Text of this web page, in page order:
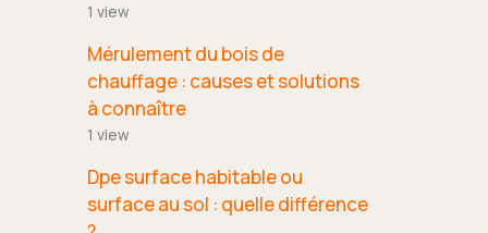
1 view
Mérulement du bois de
chauffage : causes et solutions
à connaître
1 view
Dpe surface habitable ou
surface au sol : quelle différence